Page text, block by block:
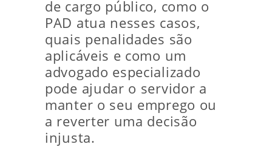
de cargo público, como o
PAD atua nesses casos,
quais penalidades são
aplicáveis e como um
advogado especializado
pode ajudar o servidor a
manter o seu emprego ou
a reverter uma decisão
injusta.